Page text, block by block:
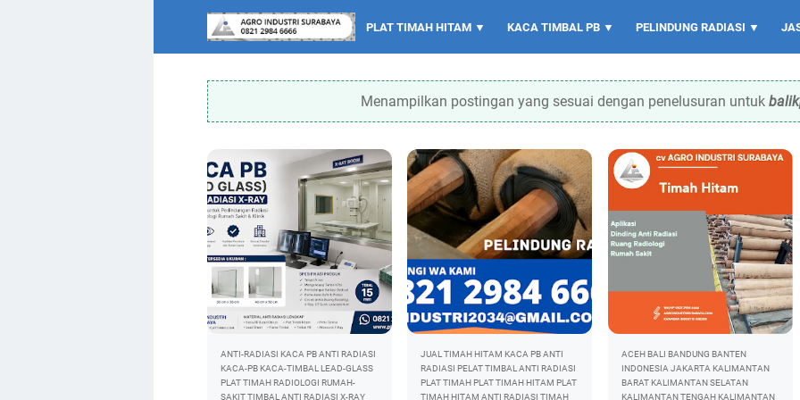
PLAT TIMAH HITAM ▼ KACA TIMBAL PB ▼ PELINDUNG RADIASI ▼
Menampilkan postingan yang sesuai dengan penelusuran untuk
ANTI-RADIASI KACA PB ANTI RADIASI
KACA-PB KACA-TIMBAL LEAD-GLASS
PLAT TIMAH RADIOLOGI RUMAH-
SAKITTIMBAL ANTI RADIASI X-RAY
JUAL TIMAH HITAM KACA PB ANTI
RADIASI PELAT TIMBAL ANTI RADIASI
PLAT TIMAH PLAT TIMAH HITAM PLAT
TIMAH HITAM ANTI RADIASI TIMAH
ACEH BALI BANDUNG BANTEN
INDONESIA JAKARTA KALIMANTAN
BARAT KALIMANTAN SELATAN
KALIMANTAN TENGAH KALIMANTAN